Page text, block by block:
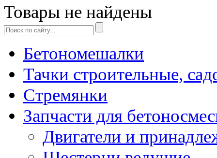
Товары не найдены
Бетономешалки
Тачки строительные,
Стремянки
Запчасти для
Двигатели и